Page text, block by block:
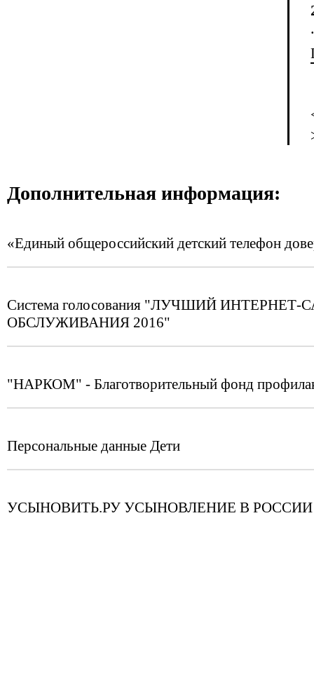
Дополнительная информация:
«Единый общероссийский детский телефон
Система голосования "ЛУЧШИЙ
ОБСЛУЖИВАНИЯ 2016"
"НАРКОМ" - Благотворительный фонд
Персональные данные Дети
УСЫНОВИТЬ.РУ УСЫНОВЛЕНИЕ В РОССИИ